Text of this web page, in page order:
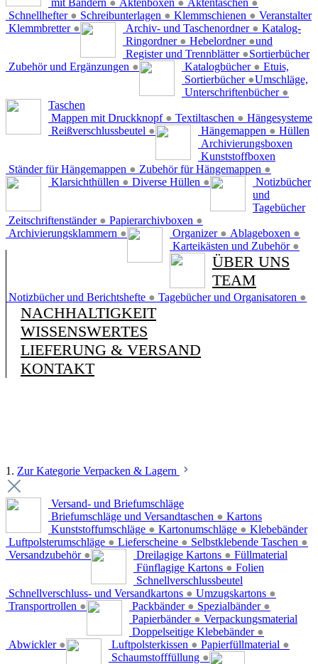
mit Bändern ● Aktenboxen ● Aktentaschen ●
Schnellhefter ● Schreibunterlagen ● Klemmschienen ●
Klemmbretter ●
Veranstalter
Archiv- und Taschenordner ●
Ringordner ● Hebelordner ●
Register und Trennblätter ●
Zubehör und Ergänzungen ●
Katalog-
und
Sortierbücher
Katalogbücher ●
Sortierbücher ●
Unterschriftenbücher ●
Etuis,
Umschläge,
Taschen
Mappen mit Druckknopf ● Textiltaschen ●
Reißverschlussbeutel ●
Hängesysteme
Hängemappen ●
Ständer für Hängemappen ● Zubehör für Hängemappen ●
Hüllen
Klarsichthüllen ● Diverse Hüllen ●
Archivierungsboxen
Zeitschriftenständer ● Papierarchivboxen ●
Archivierungsklammern ●
Kunststoffboxen
Organizer ● Ablageboxen ●
Karteikästen und Zubehör ●
Notizbücher
und
Tagebücher
Notizbücher und Berichtshefte ● Tagebücher und Organisatoren ●
ÜBER UNS
TEAM
NACHHALTIGKEIT
WISSENSWERTES
LIEFERUNG & VERSAND
KONTAKT
1. Zur Kategorie Verpacken & Lagern
Versand- und Briefumschläge
Briefumschläge und Versandtaschen ●
Kunststoffumschläge ● Kartonumschläge ●
Luftpolsterumschläge ● Lieferscheine ● Selbstklebende Taschen ●
Versandzubehör ●
Kartons
Dreilagige Kartons ●
Fünflagige Kartons ●
Schnellverschluss- und Versandkartons ● Umzugskartons ●
Transportrollen ●
Klebebänder
Packbänder ● Spezialbänder ●
Papierbänder ●
Doppelseitige Klebebänder ●
Abwickler ●
Füllmaterial
Luftpolsterkissen ● Papierfüllmaterial ●
Schaumstofffüllung ●
Folien
Schnellverschlussbeutel
Verpackungsmaterial